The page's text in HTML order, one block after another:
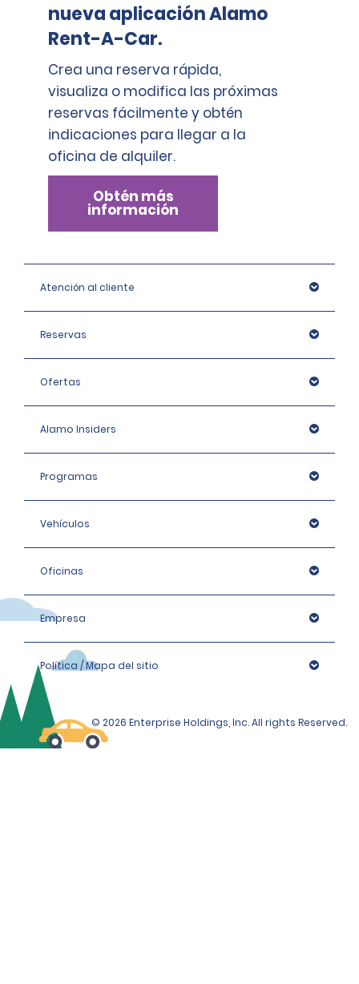
nueva aplicación Alamo
Rent-A-Car.
Crea una reserva rápida,
visualiza o modifica las próximas
reservas fácilmente y obtén
indicaciones para llegar a la
oficina de alquiler.
Obtén más
información
Atención al cliente
Reservas
Ofertas
Alamo Insiders
Programas
Vehículos
Oficinas
Empresa
Política / Mapa del sitio
© 2026 Enterprise Holdings, Inc. All rights Reserved.